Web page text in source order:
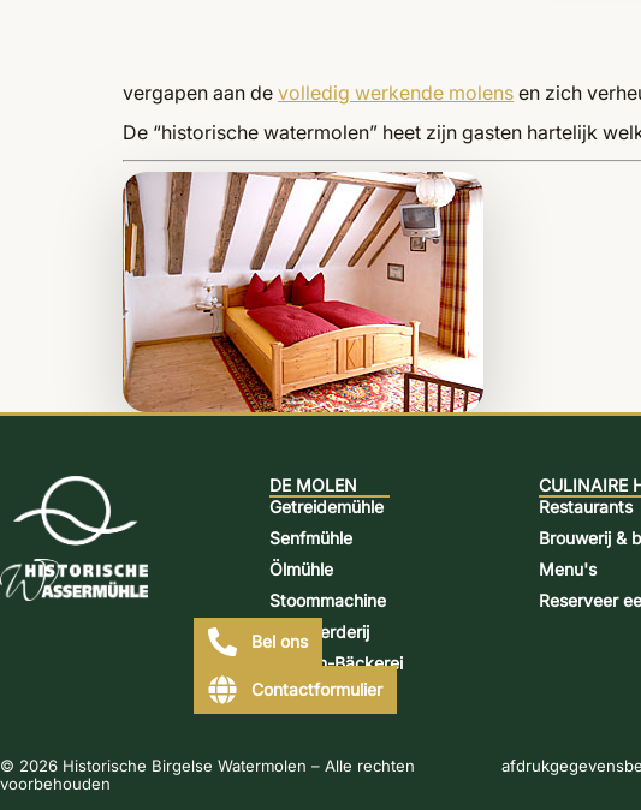
vergapen aan de volledig werkende molens en zich
De “historische watermolen” heet zijn gasten hartelijk
DE MOLEN
Getreidemühle
Senfmühle
Ölmühle
Stoommachine
Distilleerderij
Mühlen-Bäckerei
CULINAIRE
Restaurants
Brouwerij &
Menu's
Reserveer
© 2026 Historische Birgelse Watermolen – Alle rechten
voorbehouden
afdruk
Bel ons
Contactformulier